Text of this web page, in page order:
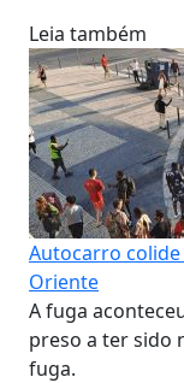
Leia também
Autocarro
Oriente
A fuga
preso a ter sido
fuga.